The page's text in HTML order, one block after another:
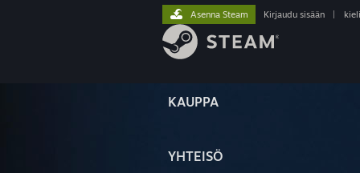
KAUPPA
YHTEISÖ
Asenna Steam Kirjaudu sisään kieli